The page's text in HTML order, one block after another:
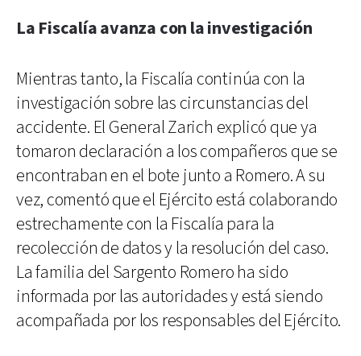
La Fiscalía avanza con la investigación
Mientras tanto, la Fiscalía continúa con la
investigación sobre las circunstancias del
accidente. El General Zarich explicó que ya
tomaron declaración a los compañeros que se
encontraban en el bote junto a Romero. A su
vez, comentó que el Ejército está colaborando
estrechamente con la Fiscalía para la
recolección de datos y la resolución del caso.
La familia del Sargento Romero ha sido
informada por las autoridades y está siendo
acompañada por los responsables del Ejército.